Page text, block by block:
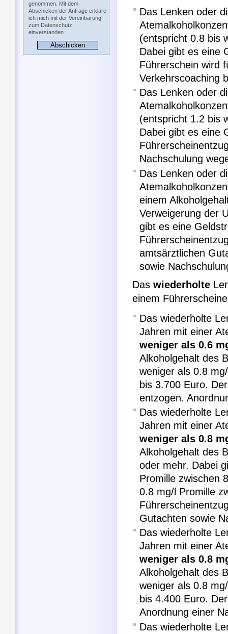
genommen. Mit dem
Abschicken der Anfrage erkläre
ich mich mit der Vereinbarung
zum Datenschutz
einverstanden.
Das Lenken oder
(entspricht 0.8 bis
Dabei gibt es eine
Führerschein wird
Verkehrscoaching
Das Lenken oder
(entspricht 1.2 bis
Dabei gibt es eine
Nachschulung
Das Lenken oder
einem
Verweigerung der
gibt es eine
amtsärztlichen
sowie
Das wiederholte
einem
Das wiederholte
Jahren mit einer
weniger als 0.6
Alkoholgehalt des
weniger als 0.8
bis 3.700 Euro.
entzogen.
Das wiederholte
Jahren mit einer
weniger als 0.8
Alkoholgehalt des
oder mehr. Dabei
Promille zwischen
0.8 mg/l Promille
Gutachten sowie
Das wiederholte
Jahren mit einer
weniger als 0.8
Alkoholgehalt des
weniger als 0.8
bis 4.400 Euro.
Anordnung einer
Das wiederholte